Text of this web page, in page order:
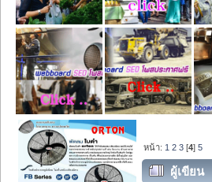
หน้า: 1 2 3 [4]5
ผู้เขียน